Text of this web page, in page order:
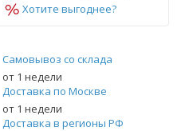
Хотите выгоднее?
Самовывоз со склада
от 1 недели
Доставка по Москве
от 1 недели
Доставка в регионы РФ